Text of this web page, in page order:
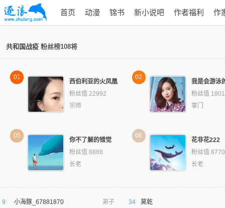
首页 动漫 锦书 新小说吧 作者福利 作
共和国战疫 粉丝榜108将
01
西伯利亚的火凤凰
粉丝值 22992
宗师
02
我是会游泳
粉丝值
掌门
05
你不了解的错觉
粉丝值 8888
长老
06
花非花222
粉丝值 8770
长老
9 小海豚_67881870 弟子 34 莫乾